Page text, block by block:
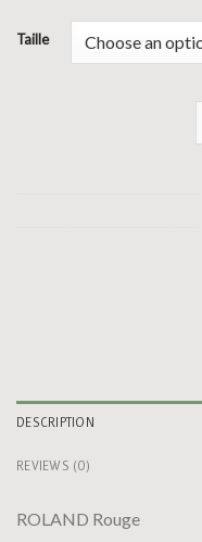
Taille
DESCRIPTION
REVIEWS (0)
ROLAND Rouge